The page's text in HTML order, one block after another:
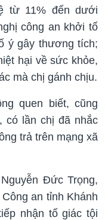
từ 11% đến dưới
công an khởi tố
ý gây thương tích;
hại về sức khỏe,
mà chị gánh chịu.
quen biết, cũng
có lần chị đã nhắc
trả trên mạng xã
Đức Trọng,
an tỉnh Khánh
nhận tố giác tội